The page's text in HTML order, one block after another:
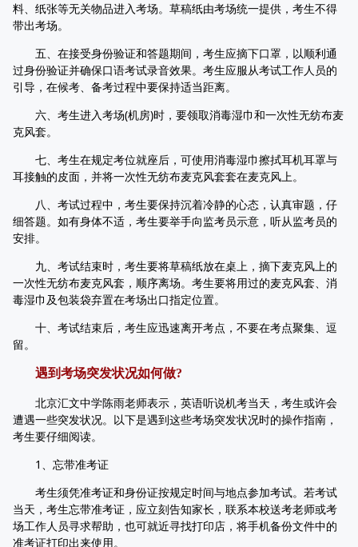
料、纸张等无关物品进入考场。草稿纸由考场统一提供，考生不得
带出考场。
五、在接受身份验证和答题期间，考生应摘下口罩，以顺利通
过身份验证并确保口语考试录音效果。考生应服从考试工作人员的
引导，在候考、备考过程中要保持适当距离。
六、考生进入考场(机房)时，要领取消毒湿巾和一次性无纺布麦
克风套。
七、考生在规定考位就座后，可使用消毒湿巾擦拭耳机耳罩与
耳接触的皮面，并将一次性无纺布麦克风套套在麦克风上。
八、考试过程中，考生要保持沉着冷静的心态，认真审题，仔
细答题。如有身体不适，考生要举手向监考员示意，听从监考员的
安排。
九、考试结束时，考生要将草稿纸放在桌上，摘下麦克风上的
一次性无纺布麦克风套，顺序离场。考生要将用过的麦克风套、消
毒湿巾及包装袋弃置在考场出口指定位置。
十、考试结束后，考生应迅速离开考点，不要在考点聚集、逗
留。
遇到考场突发状况如何做?
北京汇文中学陈雨老师表示，英语听说机考当天，考生或许会
遭遇一些突发状况。以下是遇到这些考场突发状况时的操作指南，
考生要仔细阅读。
1、忘带准考证
考生须凭准考证和身份证按规定时间与地点参加考试。若考试
当天，考生忘带准考证，应立刻告知家长，联系本校送考老师或考
场工作人员寻求帮助，也可就近寻找打印店，将手机备份文件中的
准考证打印出来使用。